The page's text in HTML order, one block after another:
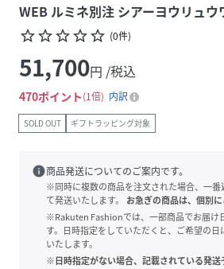
WEB ルミネ別注 シアーヨウリュウ
star_borderstar_borderstar_borderstar_borderstar_border (0件)
51,700円 /税込
470ポイント 1倍 内訳
SOLD OUT ギフトラッピング対象
info商品発送についてのご案内です。
※同時に複数の商品を注文された場合、一番
て発送いたします。
お急ぎの商品は、個別に
※Rakuten Fashionでは、一部商品でお届け
す。日時指定をしていただくと、ご希望の
いたします。
※日時指定がない場合、記載されている発